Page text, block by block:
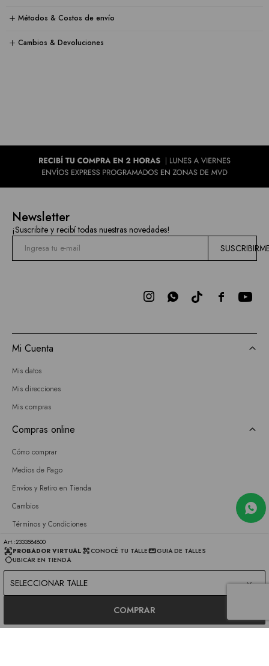
2333584800
PROBADOR VIRTUAL
CONOCÉ TU TALLE
GUIA DE TALLES
UBICAR EN TIENDA
SELECCIONAR TALLE
COMPRAR
Métodos & Costos de envío
Cambios & Devoluciones
Newsletter
¡Suscribite y recibí todas nuestras novedades!

 
Mi Cuenta
Mis datos
Mis direcciones
Mis compras
Compras online
Cómo comprar
Medios de Pago
Envíos y Retiro en Tienda
Cambios
Términos y Condiciones
GIFT CARD
Empresa
Sobre nosotros
Únete a nuestro equipo